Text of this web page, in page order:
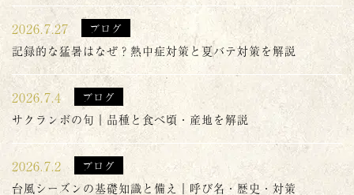
2026.7.27 ブログ
記録的な猛暑はなぜ？熱中症対策と夏バテ対策を解説
2026.7.4 ブログ
サクランボの旬｜品種と食べ頃・産地を解説
2026.7.2 ブログ
台風シーズンの基礎知識と備え｜呼び名・歴史・対策